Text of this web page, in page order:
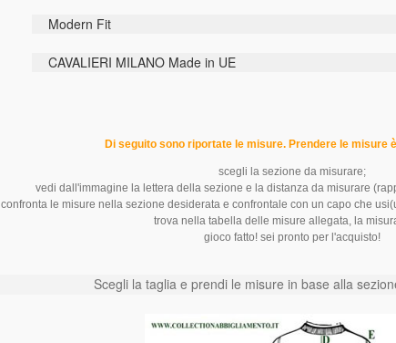
Modern Fit
CAVALIERI MILANO Made in UE
Di seguito sono riportate le misure. Prendere le misure
scegli la sezione da misurare;
vedi dall'immagine la lettera della sezione e la distanza da misurare
confronta le misure nella sezione desiderata e confrontale con un capo che
trova nella tabella delle misure allegata, la
gioco fatto! sei pronto per l'acquisto!
Scegli la taglia e prendi le misure in base alla